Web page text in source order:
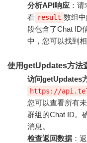
分析API响应 ：
看 result 数组
段包含了Chat ID
中，您可以找到
使用getUpdates方法
访问getUpdates
https://
您可以查看所有
群组的Chat ID。
消息。
检查返回数据 ：